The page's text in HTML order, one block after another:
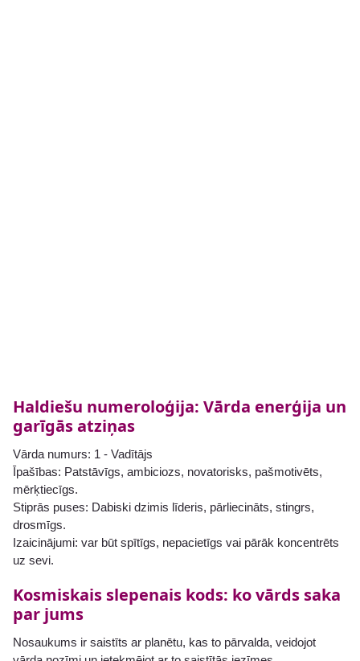
Haldiešu numeroloģija: Vārda enerģija un
garīgās atziņas
Vārda numurs: 1 - Vadītājs
Īpašības: Patstāvīgs, ambiciozs, novatorisks, pašmotivēts,
mērķtiecīgs.
Stiprās puses: Dabiski dzimis līderis, pārliecināts, stingrs,
drosmīgs.
Izaicinājumi: var būt spītīgs, nepacietīgs vai pārāk koncentrēts
uz sevi.
Kosmiskais slepenais kods: ko vārds saka
par jums
Nosaukums ir saistīts ar planētu, kas to pārvalda, veidojot